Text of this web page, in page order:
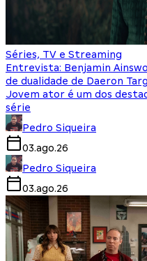
Séries, TV e Streaming
Entrevista: Benjamin
de dualidade de Daeron
Jovem ator é um dos
série
Pedro Siqueira
03.ago.26
Pedro Siqueira
03.ago.26